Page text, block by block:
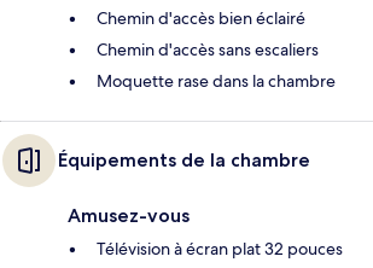
Chemin d'accès bien éclairé
Chemin d'accès sans escaliers
Moquette rase dans la chambre
Équipements de la chambre
Amusez-vous
Télévision à écran plat 32 pouces